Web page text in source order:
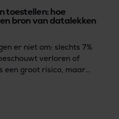
toestellen: hoe
bron van datalekken
er niet om: slechts 7%
verloren of
een groot risico, maar
alarmerende 17%